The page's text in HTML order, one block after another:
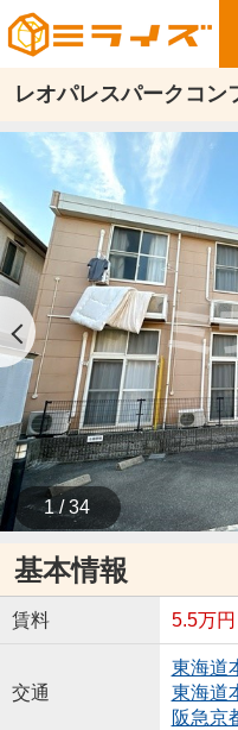
レオパレスパークコン
1 / 34
基本情報
賃料 5.5万
交通
東海道
東海道
阪急京